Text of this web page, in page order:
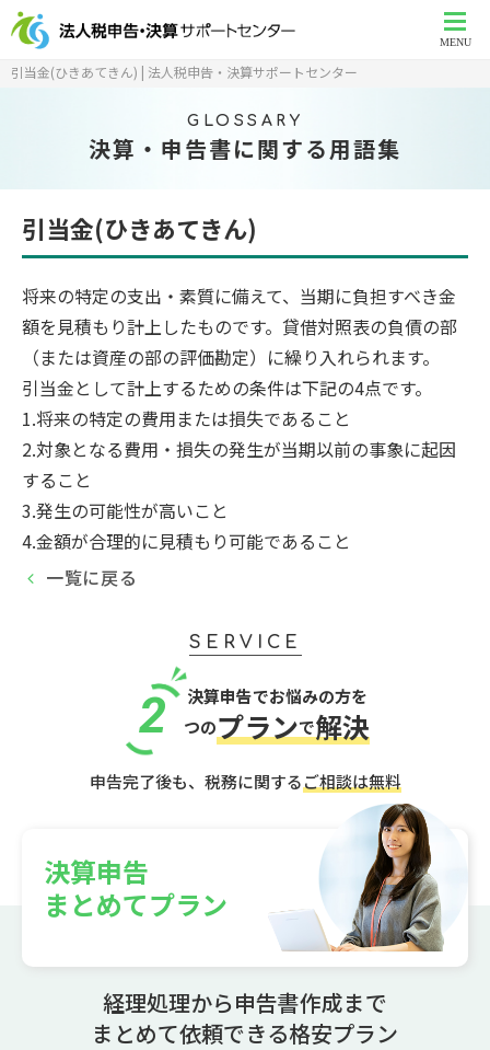
MENU
引当金(ひきあてきん) | 法人税申告・決算サポートセンター
GLOSSARY
決算・申告書に関する用語集
引当金(ひきあてきん)
将来の特定の支出・素質に備えて、当期に負担すべき金
額を見積もり計上したものです。貸借対照表の負債の部
（または資産の部の評価勘定）に繰り入れられます。
引当金として計上するための条件は下記の4点です。
1.将来の特定の費用または損失であること
2.対象となる費用・損失の発生が当期以前の事象に起因
すること
3.発生の可能性が高いこと
4.金額が合理的に見積もり可能であること
一覧に戻る
SERVICE
決算申告でお悩みの方を
2 つのプランで解決
申告完了後も、税務に関するご相談は無料
決算申告
まとめてプラン
経理処理から申告書作成まで
まとめて依頼できる格安プラン